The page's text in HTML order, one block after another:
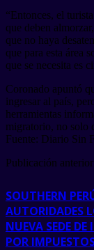
“Entonces, el
que deben
que no haya
que para esta área
que se necesita es
Coronado apuntó
ingresar al país,
herramientas
migratorio, no solo
Fuente: Diario Sin
Publicación anterior
SOUTHERN
AUTORIDADES
NUEVA SEDE
POR